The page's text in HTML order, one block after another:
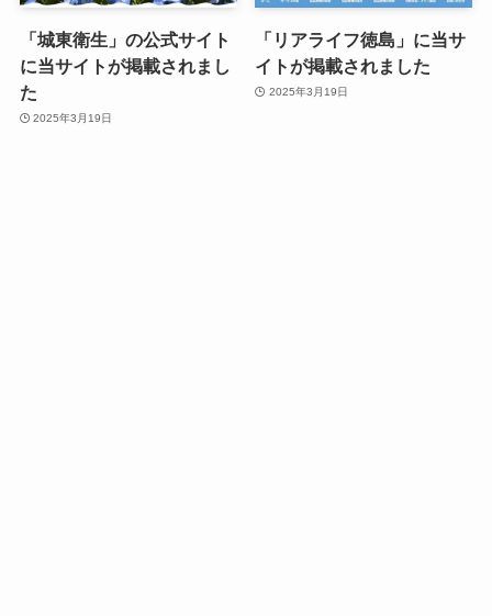
「城東衛生」の公式サイト
に当サイトが掲載されまし
た
2025年3月19日
「リアライフ徳島」に当サ
イトが掲載されました
2025年3月19日